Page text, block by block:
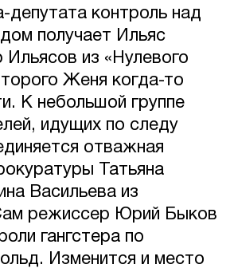
депутата контроль над
получает Ильяс
Ильясов из «Нулевого
Женя когда-то
К небольшой группе
идущих по следу
отважная
Татьяна
Васильева из
режиссер Юрий Быков
гангстера по
Изменится и место